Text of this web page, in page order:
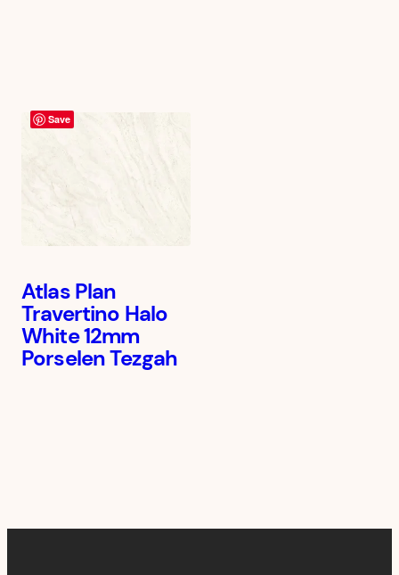
Save
Atlas Plan
Travertino Halo
White 12mm
Porselen Tezgah